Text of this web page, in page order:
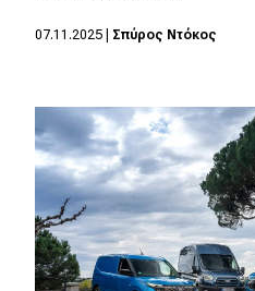
07.11.2025 Σπύρος Ντόκος